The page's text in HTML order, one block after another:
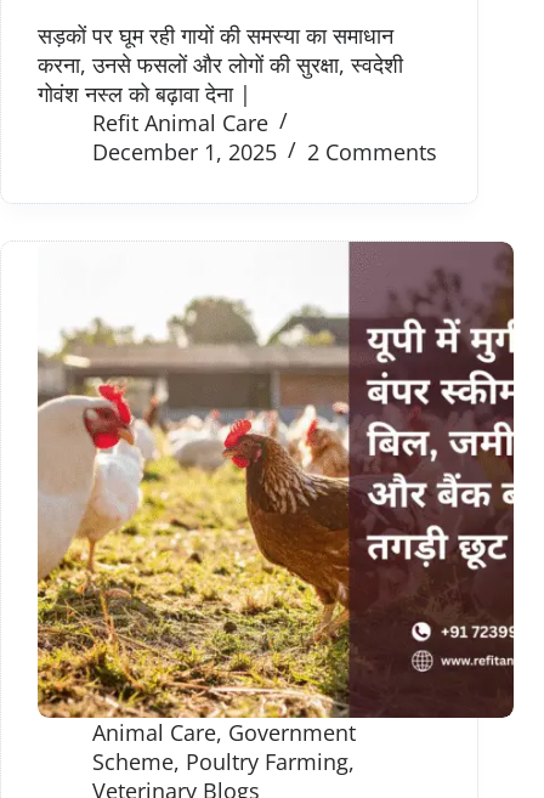
सड़कों पर घूम रही गायों की समस्या का समाधान
करना, उनसे फसलों और लोगों की सुरक्षा, स्वदेशी
गोवंश नस्ल को बढ़ावा देना |
Refit Animal Care
December 1, 2025
2 Comments
Animal Care, Government
Scheme, Poultry Farming,
Veterinary Blogs